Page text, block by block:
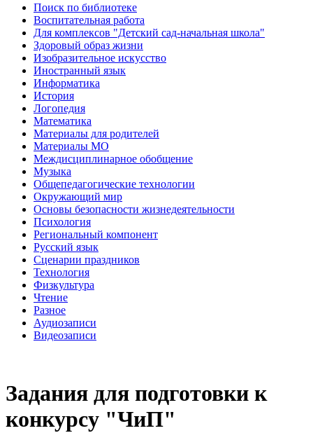
Поиск по библиотеке
Воспитательная работа
Для комплексов "Детский сад-начальная школа"
Здоровый образ жизни
Изобразительное искусство
Иностранный язык
Информатика
История
Логопедия
Математика
Материалы для родителей
Материалы МО
Междисциплинарное обобщение
Музыка
Общепедагогические технологии
Окружающий мир
Основы безопасности жизнедеятельности
Психология
Региональный компонент
Русский язык
Сценарии праздников
Технология
Физкультура
Чтение
Разное
Аудиозаписи
Видеозаписи
Задания для подготовки к
конкурсу "ЧиП"